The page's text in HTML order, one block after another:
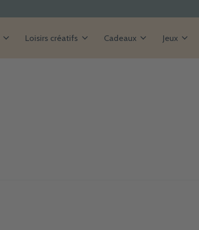
Loisirs créatifs Cadeaux Jeux